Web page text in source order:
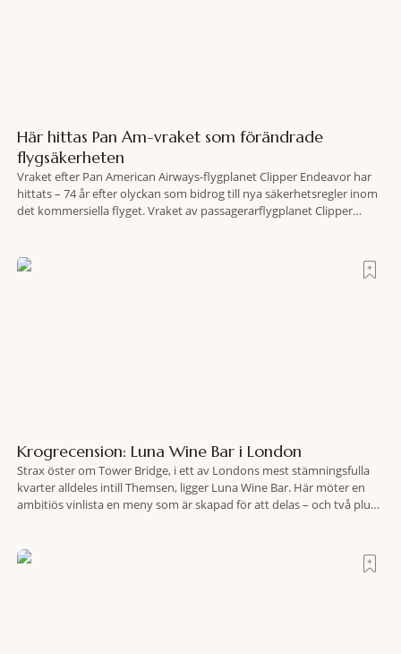
Här hittas Pan Am-vraket som förändrade
flygsäkerheten
Vraket efter Pan American Airways-flygplanet Clipper Endeavor har
hittats – 74 år efter olyckan som bidrog till nya säkerhetsregler inom
det kommersiella flyget. Vraket av passagerarflygplanet Clipper
lokaliserades den 2 juni i år med hjälp
Krogrecension: Luna Wine Bar i London
Strax öster om Tower Bridge, i ett av Londons mest stämningsfulla
kvarter alldeles intill Themsen, ligger Luna Wine Bar. Här möter en
ambitiös vinlista en meny som är skapad för att delas – och två plus